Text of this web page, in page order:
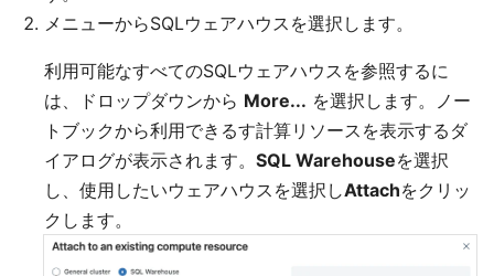
メニューからSQLウェアハウスを選択します。
利用可能なすべてのSQLウェアハウスを参照するに
は、ドロップダウンから More... を選択します。ノー
トブックから利用できるす計算リソースを表示するダ
イアログが表示されます。 SQL Warehouseを選択
し、使用したいウェアハウスを選択しAttachをクリッ
クします。